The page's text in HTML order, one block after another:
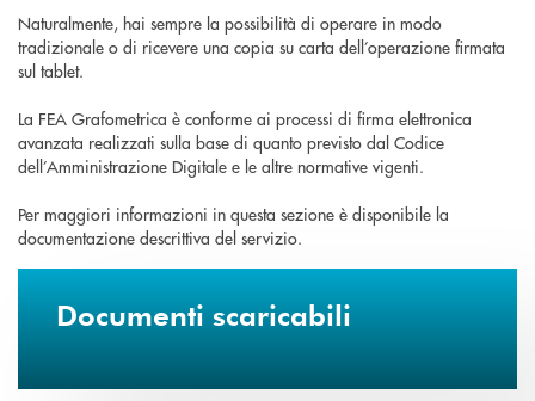
Naturalmente, hai sempre la possibilità di operare in modo
tradizionale o di ricevere una copia su carta dell’operazione firmata
sul tablet.
La FEA Grafometrica è conforme ai processi di firma elettronica
avanzata realizzati sulla base di quanto previsto dal Codice
dell’Amministrazione Digitale e le altre normative vigenti.
Per maggiori informazioni in questa sezione è disponibile la
documentazione descrittiva del servizio.
Documenti scaricabili